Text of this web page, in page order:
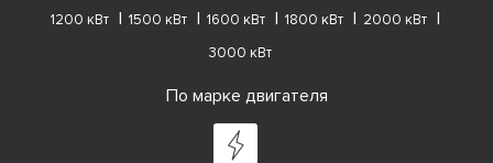
1200 кВт
1500 кВт 1600 кВт 1800 кВт
2000 кВт
3000 кВт
По марке двигателя